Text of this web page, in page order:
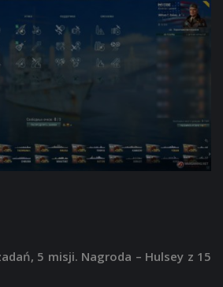
5 misji. Nagroda – Hulsey z 15